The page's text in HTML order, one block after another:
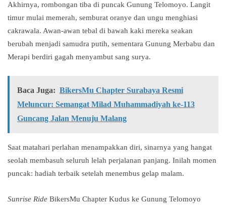
Akhirnya, rombongan tiba di puncak Gunung Telomoyo. Langit
timur mulai memerah, semburat oranye dan ungu menghiasi
cakrawala. Awan-awan tebal di bawah kaki mereka seakan
berubah menjadi samudra putih, sementara Gunung Merbabu dan
Merapi berdiri gagah menyambut sang surya.
Baca Juga: BikersMu Chapter Surabaya Resmi
Meluncur: Semangat Milad Muhammadiyah ke-113
Guncang Jalan Menuju Malang
Saat matahari perlahan menampakkan diri, sinarnya yang hangat
seolah membasuh seluruh lelah perjalanan panjang. Inilah momen
puncak: hadiah terbaik setelah menembus gelap malam.
Sunrise Ride BikersMu Chapter Kudus ke Gunung Telomoyo